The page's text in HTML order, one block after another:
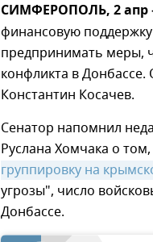
СИМФЕРОПОЛЬ, 2 апр
финансовую
предпринимать меры,
конфликта в
Константин Косачев.
Сенатор напомнил
Руслана Хомчака о
группировку на
угрозы", число
Донбассе.